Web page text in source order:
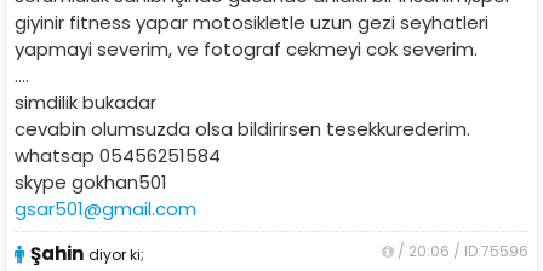
giyinir fitness yapar motosikletle uzun gezi seyhatleri
yapmayi severim, ve fotograf cekmeyi cok severim.
....
simdilik bukadar
cevabin olumsuzda olsa bildirirsen tesekkurederim.
whatsap 05456251584
skype gokhan501
gsar501@gmail.com
Şahin diyor ki; / 20:06 / ID:75596